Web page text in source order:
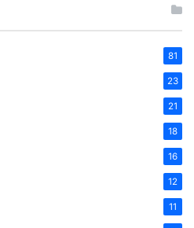
81
23
21
18
16
12
11